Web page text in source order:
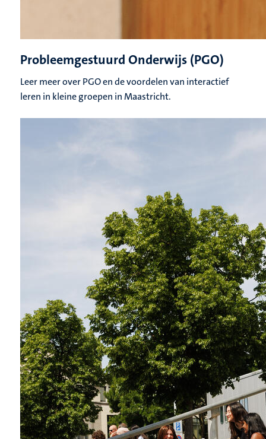
Probleemgestuurd Onderwijs (PGO)
Leer meer over PGO en de voordelen van interactief
leren in kleine groepen in Maastricht.